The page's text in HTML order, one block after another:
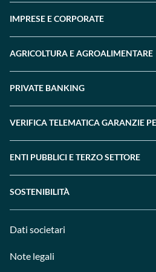
IMPRESE E CORPORATE
AGRICOLTURA E AGROALIMENTARE
PRIVATE BANKING
VERIFICA TELEMATICA GARANZIE
ENTI PUBBLICI E TERZO SETTORE
SOSTENIBILITÀ
Dati societari
Note legali